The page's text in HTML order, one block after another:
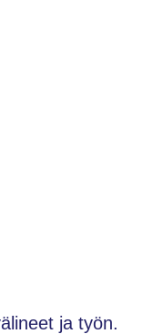
ja työn.